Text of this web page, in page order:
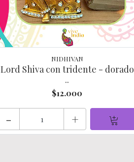
NIDHIVAN
Lord Shiva con tridente - dorado
..
$12.000
- +